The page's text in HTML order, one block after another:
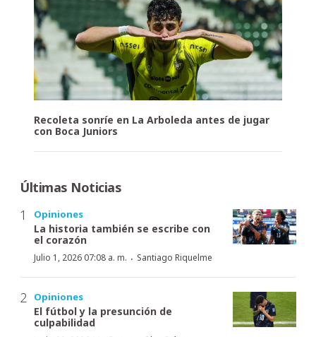
Recoleta sonríe en La Arboleda antes de jugar
con Boca Juniors
Últimas Noticias
Opiniones
La historia también se escribe con
el corazón
Julio 1, 2026 07:08 a. m. · Santiago Riquelme
Opiniones
El fútbol y la presunción de
culpabilidad